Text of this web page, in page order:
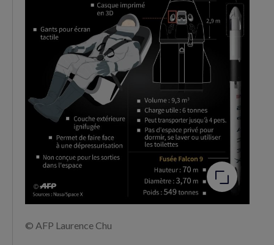
l'image
© AFP Laurence Chu